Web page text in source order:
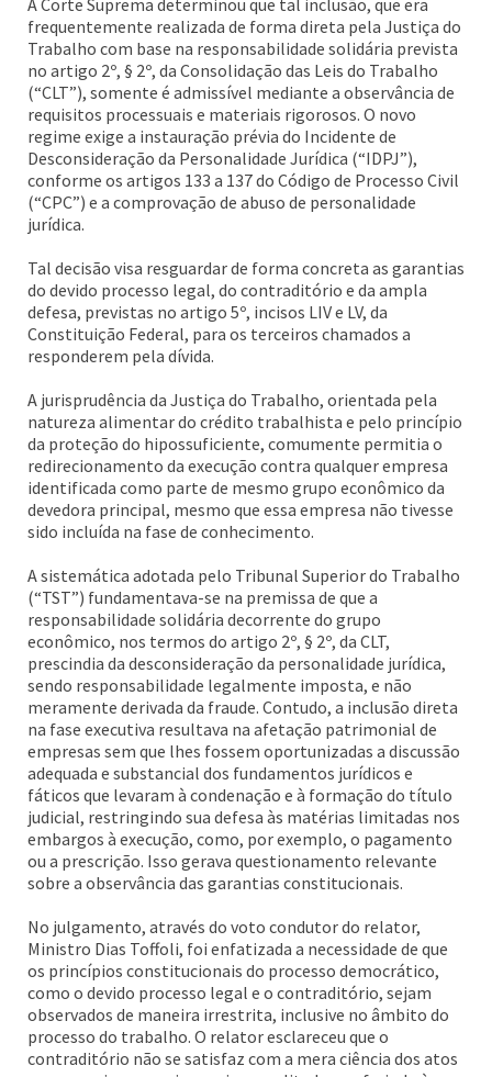
A Corte Suprema determinou que tal inclusão, que era
frequentemente realizada de forma direta pela Justiça do
Trabalho com base na responsabilidade solidária prevista
no artigo 2º, § 2º, da Consolidação das Leis do Trabalho
(“CLT”), somente é admissível mediante a observância de
requisitos processuais e materiais rigorosos. O novo
regime exige a instauração prévia do Incidente de
Desconsideração da Personalidade Jurídica (“IDPJ”),
conforme os artigos 133 a 137 do Código de Processo Civil
(“CPC”) e a comprovação de abuso de personalidade
jurídica.
Tal decisão visa resguardar de forma concreta as garantias
do devido processo legal, do contraditório e da ampla
defesa, previstas no artigo 5º, incisos LIV e LV, da
Constituição Federal, para os terceiros chamados a
responderem pela dívida.
A jurisprudência da Justiça do Trabalho, orientada pela
natureza alimentar do crédito trabalhista e pelo princípio
da proteção do hipossuficiente, comumente permitia o
redirecionamento da execução contra qualquer empresa
identificada como parte de mesmo grupo econômico da
devedora principal, mesmo que essa empresa não tivesse
sido incluída na fase de conhecimento.
A sistemática adotada pelo Tribunal Superior do Trabalho
(“TST”) fundamentava-se na premissa de que a
responsabilidade solidária decorrente do grupo
econômico, nos termos do artigo 2º, § 2º, da CLT,
prescindia da desconsideração da personalidade jurídica,
sendo responsabilidade legalmente imposta, e não
meramente derivada da fraude. Contudo, a inclusão direta
na fase executiva resultava na afetação patrimonial de
empresas sem que lhes fossem oportunizadas a discussão
adequada e substancial dos fundamentos jurídicos e
fáticos que levaram à condenação e à formação do título
judicial, restringindo sua defesa às matérias limitadas nos
embargos à execução, como, por exemplo, o pagamento
ou a prescrição. Isso gerava questionamento relevante
sobre a observância das garantias constitucionais.
No julgamento, através do voto condutor do relator,
Ministro Dias Toffoli, foi enfatizada a necessidade de que
os princípios constitucionais do processo democrático,
como o devido processo legal e o contraditório, sejam
observados de maneira irrestrita, inclusive no âmbito do
processo do trabalho. O relator esclareceu que o
contraditório não se satisfaz com a mera ciência dos atos